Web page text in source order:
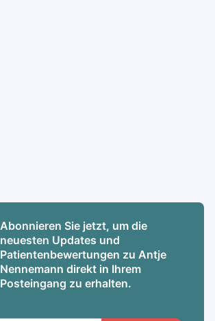
Abonnieren Sie jetzt, um die
neuesten Updates und
Patientenbewertungen zu Antje
Nennemann direkt in Ihrem
Posteingang zu erhalten.